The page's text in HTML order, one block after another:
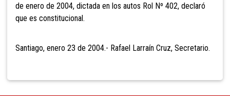
de enero de 2004, dictada en los autos Rol Nº 402, declaró
que es constitucional.
Santiago, enero 23 de 2004.- Rafael Larraín Cruz, Secretario.